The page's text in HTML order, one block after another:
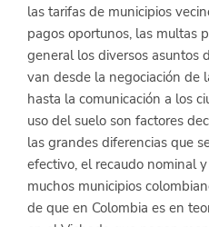
las tarifas de municipios
pagos oportunos, las multas
general los diversos asuntos
van desde la negociación de
hasta la comunicación a los
uso del suelo son factores
las grandes diferencias que
efectivo, el recaudo nominal
muchos municipios
de que en Colombia es en